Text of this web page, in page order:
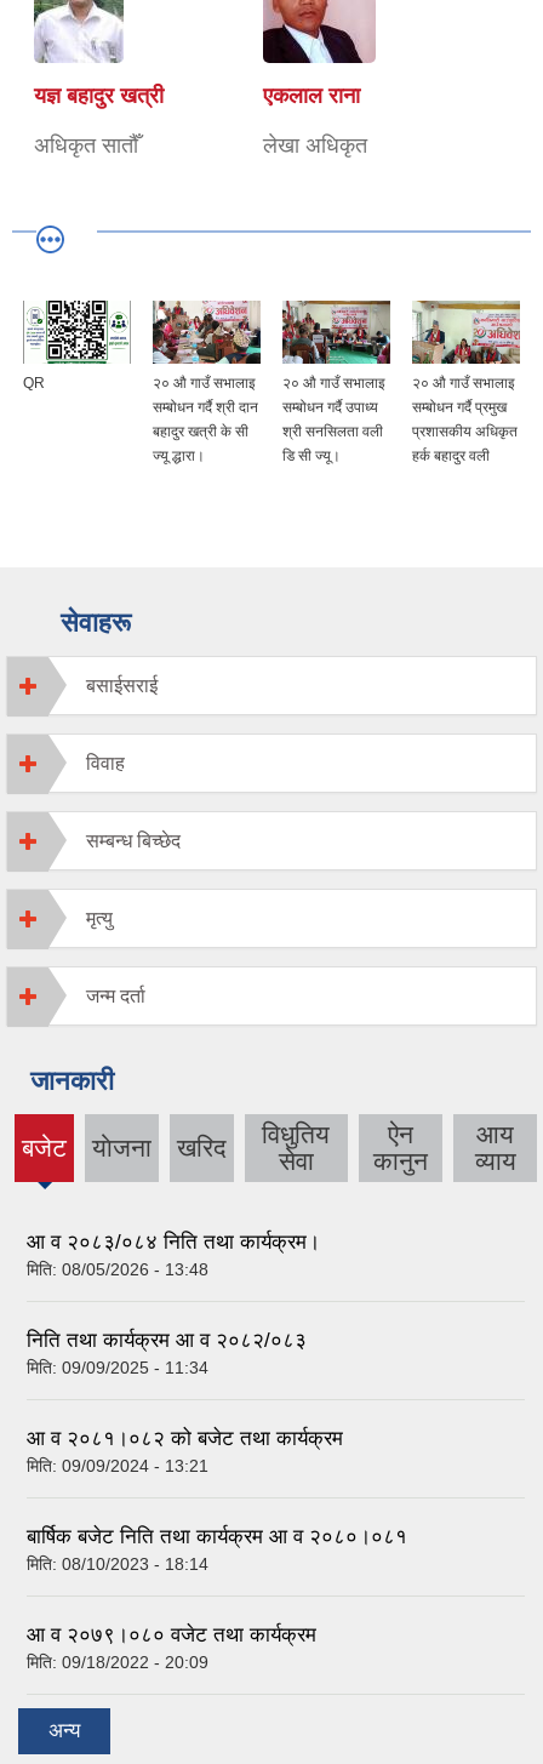
यज्ञ बहादुर खत्री
अधिकृत सातौँ
एकलाल राना
लेखा अधिकृत
QR
२० औ गाउँ सभालाइ
सम्बोधन गर्दै श्री दान
बहादुर खत्री के सी
ज्यू द्धारा।
२० औ गाउँ सभालाइ
सम्बोधन गर्दै उपाध्य
श्री सनसिलता वली
डि सी ज्यू।
२० औ गाउँ सभालाइ
सम्बोधन गर्दै प्रमुख
प्रशासकीय अधिकृत
हर्क बहादुर वली
सेवाहरू
बसाईसराई
विवाह
सम्बन्ध बिच्छेद
मृत्यु
जन्म दर्ता
जानकारी
बजेट
(active
tab)
याेजना खरिद
विधुतिय
सेवा
ऐन
कानुन
आय
व्याय
आ व २०८३/०८४ निति तथा कार्यक्रम।
मिति: 08/05/2026 - 13:48
निति तथा कार्यक्रम आ व २०८२/०८३
मिति: 09/09/2025 - 11:34
आ व २०८१।०८२ को बजेट तथा कार्यक्रम
मिति: 09/09/2024 - 13:21
बार्षिक बजेट निति तथा कार्यक्रम आ व २०८०।०८१
मिति: 08/10/2023 - 18:14
आ व २०७९।०८० वजेट तथा कार्यक्रम
मिति: 09/18/2022 - 20:09
अन्य